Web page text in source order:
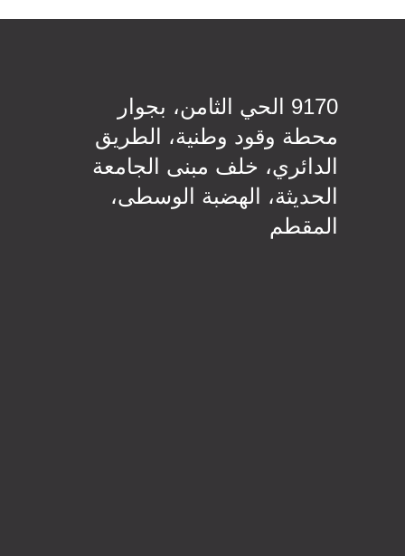
9170 الحي الثامن، بجوار
محطة وقود وطنية، الطريق
الدائري، خلف مبنى الجامعة
الحديثة، الهضبة الوسطى،
المقطم